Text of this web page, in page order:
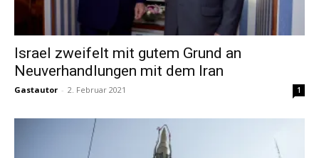
Israel zweifelt mit gutem Grund an
Neuverhandlungen mit dem Iran
Gastautor - 2. Februar 2021 1